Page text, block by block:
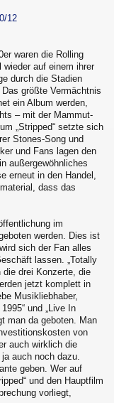
12
waren die Rolling
wieder auf einem ihrer
durch die Stadien
größte Vermächtnis
ein Album werden,
– mit der Mammut-
„Stripped“ setzte sich
Stones-Song und
und Fans lagen den
außergewöhnliches
erneut in den Handel,
dass das
im
werden. Dies ist
sich der Fan alles
lassen. „Totally
die drei Konzerte, die
jetzt komplett in
Musikliebhaber,
und „Live In
man da geboten. Man
von
auch wirklich die
auch noch dazu.
geben. Wer auf
und den Hauptfilm
vorliegt,